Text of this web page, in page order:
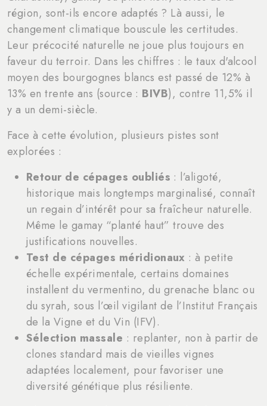
région, sont-ils encore adaptés ? Là aussi, le
changement climatique bouscule les certitudes.
Leur précocité naturelle ne joue plus toujours en
faveur du terroir. Dans les chiffres : le taux d'alcool
moyen des bourgognes blancs est passé de 12% à
13% en trente ans (source : BIVB), contre 11,5% il
y a un demi-siècle.
Face à cette évolution, plusieurs pistes sont
explorées :
Retour de cépages oubliés : l’aligoté,
historique mais longtemps marginalisé, connaît
un regain d’intérêt pour sa fraîcheur naturelle.
Même le gamay “planté haut” trouve des
justifications nouvelles.
Test de cépages méridionaux : à petite
échelle expérimentale, certains domaines
installent du vermentino, du grenache blanc ou
du syrah, sous l’œil vigilant de l’Institut Français
de la Vigne et du Vin (IFV).
Sélection massale : replanter, non à partir de
clones standard mais de vieilles vignes
adaptées localement, pour favoriser une
diversité génétique plus résiliente.